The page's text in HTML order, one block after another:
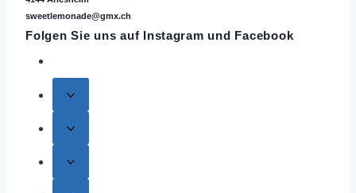
sweetlemonade@gmx.ch
Folgen Sie uns auf Instagram und Facebook